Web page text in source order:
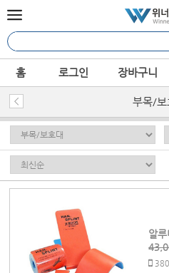
홈 로그인 장바구니
부목/보